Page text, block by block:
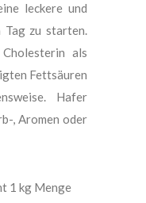
leckere und
Tag zu starten.
als
Fettsäuren
Hafer
, Aromen oder
1 kg Menge